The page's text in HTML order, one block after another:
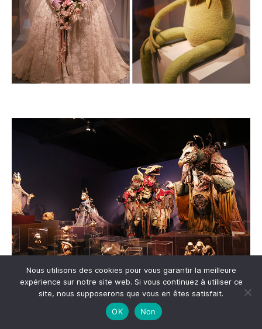
Toujours au même niveau se trouve une partie exposant en
produits dérivés
de séries ou films, dessins
Nous utilisons des cookies pour vous garantir la meilleure
expérience sur notre site web. Si vous continuez à utiliser ce
site, nous supposerons que vous en êtes satisfait.
OK
Non